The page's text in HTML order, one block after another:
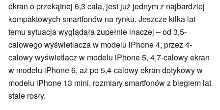
ekran o przekątnej 6,3 cala, jest już jednym z najbardziej
kompaktowych smartfonów na rynku. Jeszcze kilka lat
temu sytuacja wyglądała zupełnie inaczej – od 3,5-
calowego wyświetlacza w modelu iPhone 4, przez 4-
calowy wyświetlacz w modelu iPhone 5, 4,7-calowy ekran
w modelu iPhone 6, aż po 5,4-calowy ekran dotykowy w
modelu iPhone 13 mini, rozmiary smartfonów z biegiem lat
stale rosły.